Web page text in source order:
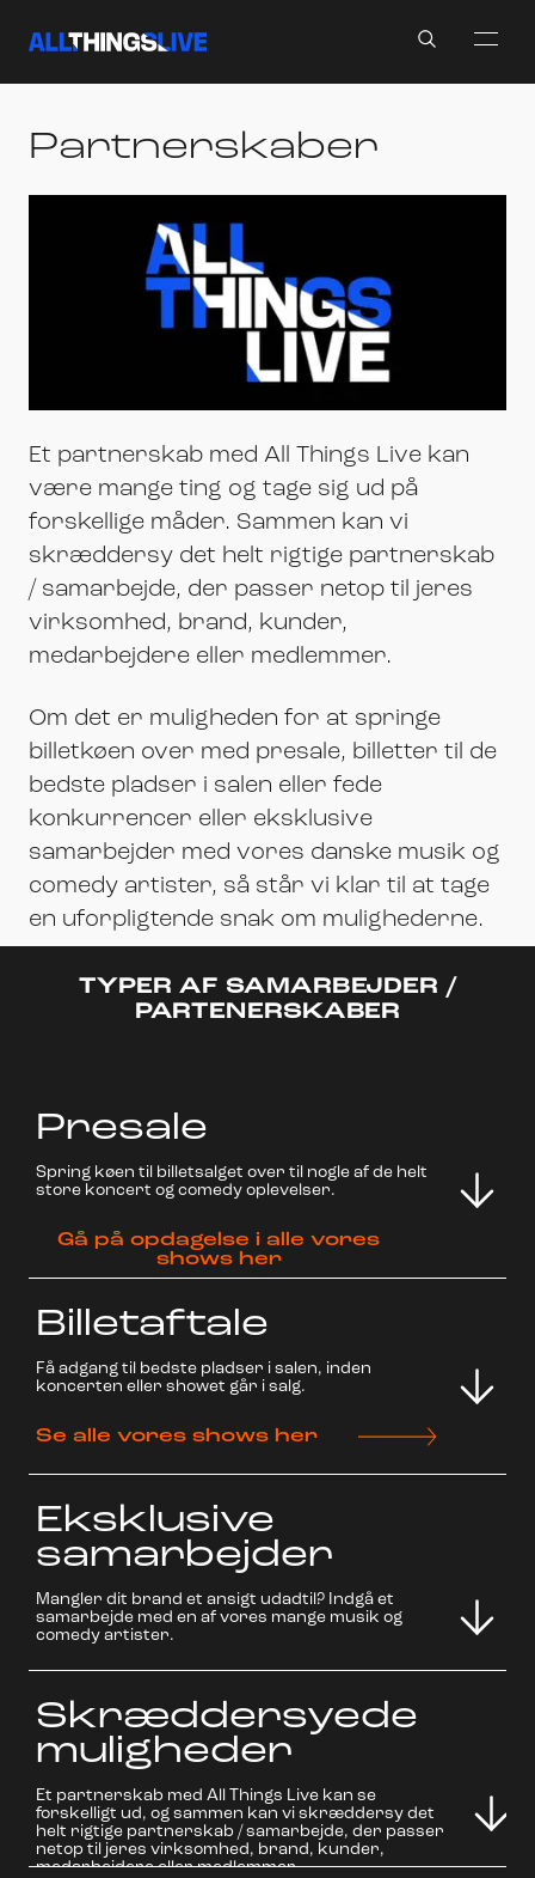
Partnerskaber
Et partnerskab med All Things Live kan
være mange ting og tage sig ud på
forskellige måder. Sammen kan vi
skræddersy det helt rigtige partnerskab
/ samarbejde, der passer netop til jeres
virksomhed, brand, kunder,
medarbejdere eller medlemmer.
Om det er muligheden for at springe
billetkøen over med presale, billetter til de
bedste pladser i salen eller fede
konkurrencer eller eksklusive
samarbejder med vores danske musik og
comedy artister, så står vi klar til at tage
en uforpligtende snak om mulighederne.
TYPER AF SAMARBEJDER /
PARTENERSKABER
Presale
Spring køen til billetsalget over til nogle af de helt
store koncert og comedy oplevelser.
Gå på opdagelse i alle vores
shows her
Billetaftale
Få adgang til bedste pladser i salen, inden
koncerten eller showet går i salg.
Se alle vores shows her
Eksklusive
samarbejder
Mangler dit brand et ansigt udadtil? Indgå et
samarbejde med en af vores mange musik og
comedy artister.
Skræddersyede
muligheder
Et partnerskab med All Things Live kan se
forskelligt ud, og sammen kan vi skræddersy det
helt rigtige partnerskab / samarbejde, der passer
netop til jeres virksomhed, brand, kunder,
medarbejdere eller medlemmer.